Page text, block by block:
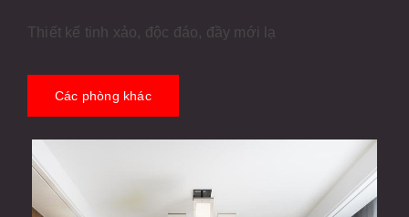
Thiết kế tinh xảo, độc đáo, đầy mới lạ
Các phòng khác